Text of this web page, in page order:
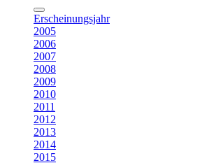
Erscheinungsjahr
2005
2006
2007
2008
2009
2010
2011
2012
2013
2014
2015